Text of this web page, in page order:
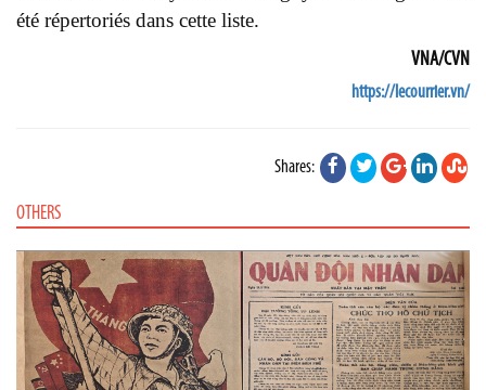
été répertoriés dans cette liste.
VNA/CVN
https://lecourrier.vn/
Shares:
OTHERS